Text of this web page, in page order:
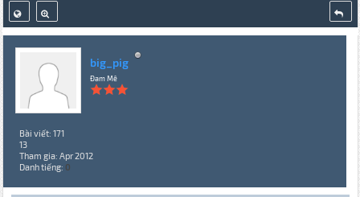
big_pig
Đam Mê
Bài viết: 171
13
Tham gia: Apr 2012
Danh tiếng: 0